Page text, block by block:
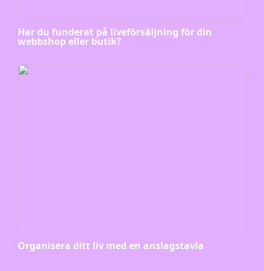
Har du funderat på liveförsäljning för din
webbshop eller butik?
Organisera ditt liv med en anslagstavla